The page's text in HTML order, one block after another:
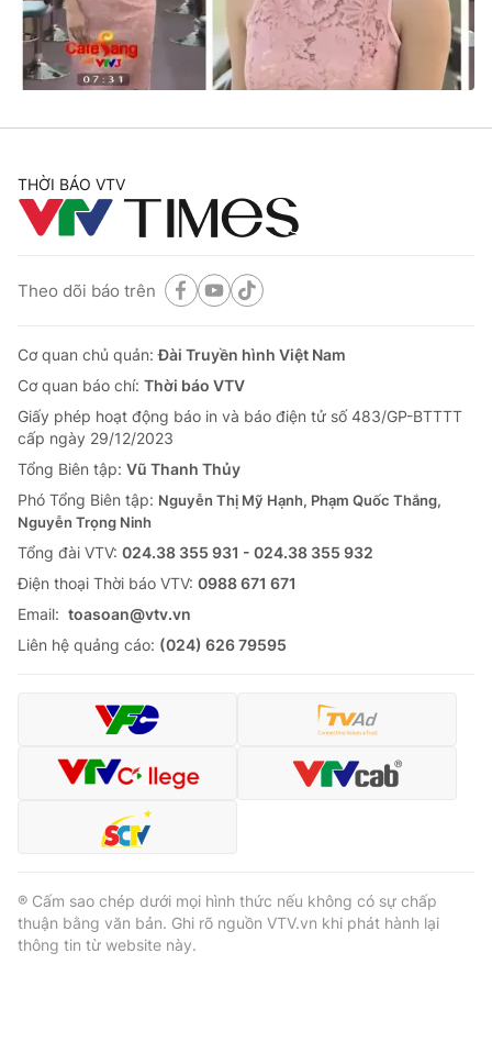
VTV Sức khoẻ Bất động sản
Thị trường 24h Tấm lòng Việt
VTV9 VTV8
English
THỜI BÁO VTV
Theo dõi báo trên
Cơ quan chủ quản:Đài Truyền hình Việt Nam
Cơ quan báo chí:Thời báo VTV
Giấy phép hoạt động báo in và báo điện tử số 483/GP-BTTTT
cấp ngày 29/12/2023
Phó Tổng Biên tập:
Nguyễn Thị Mỹ Hạnh, Phạm Quốc Thắng,
Nguyễn Trọng Ninh
Tổng đài VTV:
Ðiện thoại Thời báo VTV:024.66 897 897
toasoan@vtv.vn
Liên hệ quảng cáo:
THỜI BÁO VTV
Theo dõi báo trên
Cơ quan chủ quản:Đài Truyền hình Việt Nam
Cơ quan báo chí: Thời báo VTV
Giấy phép hoạt động báo in và báo điện tử số 483/GP-BTTTT
cấp ngày 29/12/2023
Tổng Biên tập: Vũ Thanh Thủy
Phó Tổng Biên tập: Nguyễn Thị Mỹ Hạnh, Phạm Quốc Thắng,
Nguyễn Trọng Ninh
Tổng đài VTV: 024.38 355 931 - 024.38 355 932
Ðiện thoại Thời báo VTV: 0988 671 671
Email: toasoan@vtv.vn
Liên hệ quảng cáo: (024) 626 79595
® Cấm sao chép dưới mọi hình thức nếu không có sự chấp
thuận bằng văn bản. Ghi rõ nguồn VTV.vn khi phát hành lại
thông tin từ website này.